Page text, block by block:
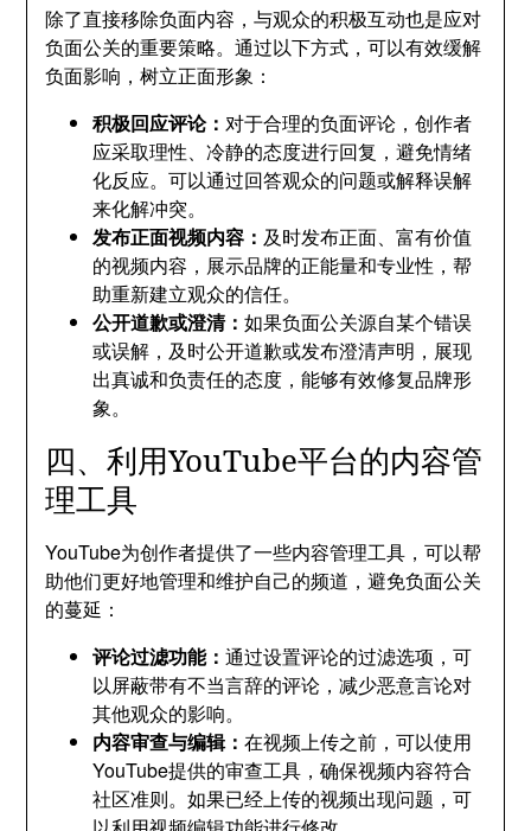
除了直接移除负面内容，与观众的积极互动也是应对
负面公关的重要策略。通过以下方式，可以有效缓解
负面影响，树立正面形象：
积极回应评论：对于合理的负面评论，创作者
应采取理性、冷静的态度进行回复，避免情绪
化反应。可以通过回答观众的问题或解释误解
来化解冲突。
发布正面视频内容： 及时发布正面、富有价值
的视频内容，展示品牌的正能量和专业性，帮
助重新建立观众的信任。
公开道歉或澄清：如果负面公关源自某个错误
或误解，及时公开道歉或发布澄清声明，展现
出真诚和负责任的态度，能够有效修复品牌形
象。
四、利用YouTube平台的内容管
理工具
YouTube为创作者提供了一些内容管理工具，可以帮
助他们更好地管理和维护自己的频道，避免负面公关
的蔓延：
评论过滤功能：通过设置评论的过滤选项，可
以屏蔽带有不当言辞的评论，减少恶意言论对
其他观众的影响。
内容审查与编辑：在视频上传之前，可以使用
YouTube提供的审查工具，确保视频内容符合
社区准则。如果已经上传的视频出现问题，可